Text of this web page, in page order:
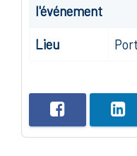
l'événement
Lieu